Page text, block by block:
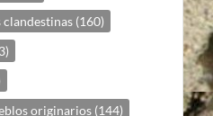
clandestinas (160)
originarios (144)